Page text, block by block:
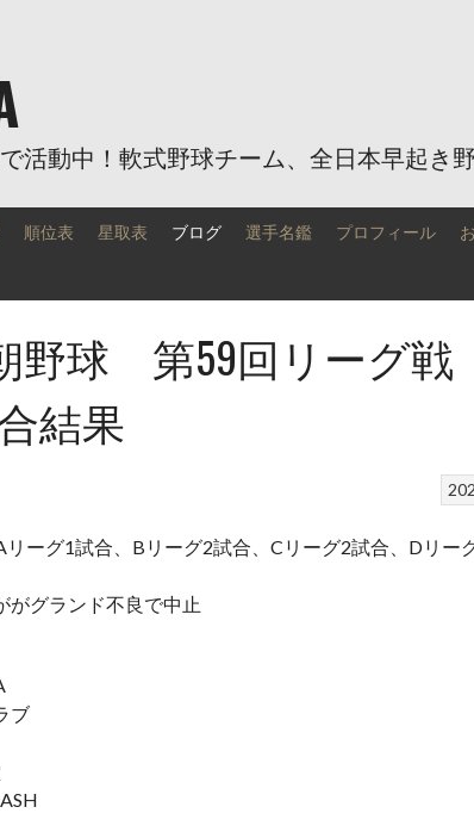
活動中！軟式野球チーム、全日本早起き
順位表 星取表 ブログ 選手名鑑 プロフィール
野球 第59回リーグ戦
結果
ーグ1試合、Bリーグ2試合、Cリーグ2試合、Dリー
グランド不良で中止
ブ